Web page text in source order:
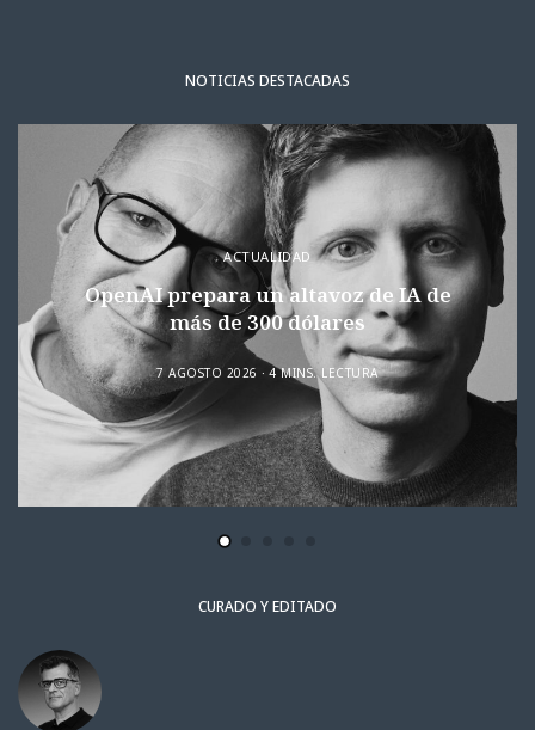
NOTICIAS DESTACADAS
ACTUALIDAD
OpenAI prepara un altavoz de IA de
más de 300 dólares
7 AGOSTO 2026 4 MINS. LECTURA
CURADO Y EDITADO